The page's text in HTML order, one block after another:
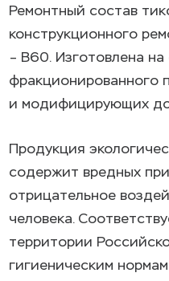
Ремонтный состав
конструкционного
– В60. Изготовлена
фракционированного
и модифицирующих
Продукция
содержит вредных
отрицательное
человека.
территории
гигиеническим